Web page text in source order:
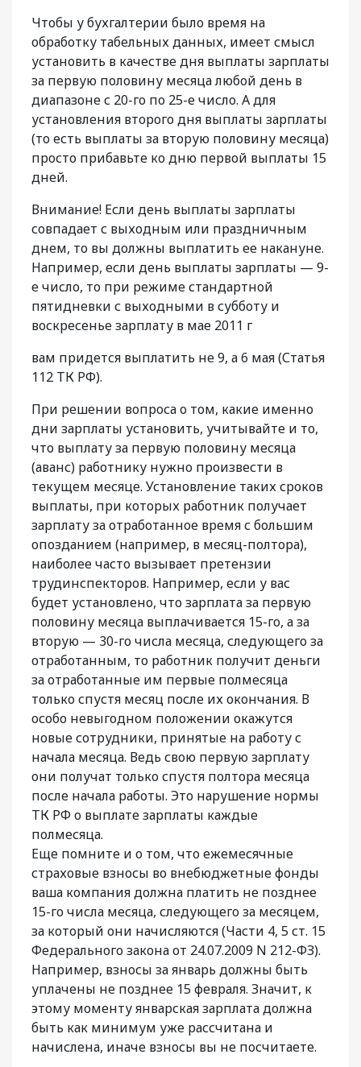
Чтобы у бухгалтерии было время на
обработку табельных данных, имеет смысл
установить в качестве дня выплаты зарплаты
за первую половину месяца любой день в
диапазоне с 20-го по 25-е число. А для
установления второго дня выплаты зарплаты
(то есть выплаты за вторую половину месяца)
просто прибавьте ко дню первой выплаты 15
дней.
Внимание! Если день выплаты зарплаты
совпадает с выходным или праздничным
днем, то вы должны выплатить ее накануне.
Например, если день выплаты зарплаты — 9-
е число, то при режиме стандартной
пятидневки с выходными в субботу и
воскресенье зарплату в мае 2011 г
вам придется выплатить не 9, а 6 мая (Статья
112 ТК РФ).
При решении вопроса о том, какие именно
дни зарплаты установить, учитывайте и то,
что выплату за первую половину месяца
(аванс) работнику нужно произвести в
текущем месяце. Установление таких сроков
выплаты, при которых работник получает
зарплату за отработанное время с большим
опозданием (например, в месяц-полтора),
наиболее часто вызывает претензии
трудинспекторов. Например, если у вас
будет установлено, что зарплата за первую
половину месяца выплачивается 15-го, а за
вторую — 30-го числа месяца, следующего за
отработанным, то работник получит деньги
за отработанные им первые полмесяца
только спустя месяц после их окончания. В
особо невыгодном положении окажутся
новые сотрудники, принятые на работу с
начала месяца. Ведь свою первую зарплату
они получат только спустя полтора месяца
после начала работы. Это нарушение нормы
ТК РФ о выплате зарплаты каждые
полмесяца.
Еще помните и о том, что ежемесячные
страховые взносы во внебюджетные фонды
ваша компания должна платить не позднее
15-го числа месяца, следующего за месяцем,
за который они начисляются (Части 4, 5 ст. 15
Федерального закона от 24.07.2009 N 212-ФЗ).
Например, взносы за январь должны быть
уплачены не позднее 15 февраля. Значит, к
этому моменту январская зарплата должна
быть как минимум уже рассчитана и
начислена, иначе взносы вы не посчитаете.